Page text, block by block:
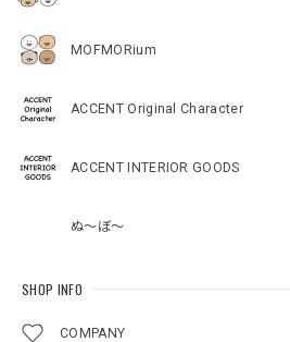
MOFMORium
ACCENT Original Character
ACCENT INTERIOR GOODS
ぬ～ぼ～
SHOP INFO
COMPANY